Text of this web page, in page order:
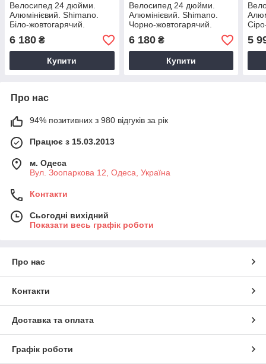
Велосипед 24 дюйми.
Алюмінієвий. Shimano.
Біло-жовтогарячий.
2401
6 180 ₴
Купити
Велосипед 24 дюйми.
Алюмінієвий. Shimano.
Чорно-жовтогарячий.
2401
6 180₴
Купити
5
Про нас
94% позитивних з 980 відгуків за рік
Працює з 15.03.2013
м. Одеса
Вул. Зоопаркова 12, Одеса, Україна
Контакти
Сьогодні вихідний
Показати весь графік роботи
Про нас
Контакти
Доставка та оплата
Графік роботи